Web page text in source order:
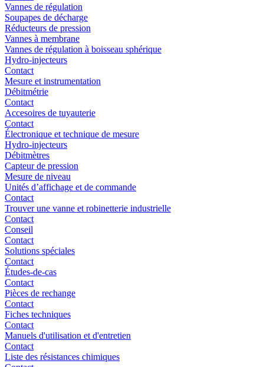
Vannes de régulation
Soupapes de décharge
Réducteurs de pression
Vannes à membrane
Vannes de régulation à boisseau sphérique
Hydro-injecteurs
Contact
Mesure et instrumentation
Débitmétrie
Contact
Accesoires de tuyauterie
Contact
Électronique et technique de mesure
Hydro-injecteurs
Débitmètres
Capteur de pression
Mesure de niveau
Unités d’affichage et de commande
Contact
Trouver une vanne et robinetterie industrielle
Contact
Conseil
Contact
Solutions spéciales
Contact
Études-de-cas
Contact
Pièces de rechange
Contact
Fiches techniques
Contact
Manuels d'utilisation et d'entretien
Contact
Liste des résistances chimiques